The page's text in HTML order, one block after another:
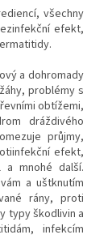
všechny
efekt,
a dohromady
problémy s
obtížemi,
dráždivého
průjmy,
efekt,
a mnohé další.
a uštknutím
rány, proti
typy škodlivin a
infekcím